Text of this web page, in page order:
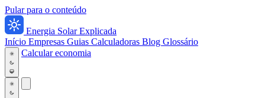
Pular para o conteúdo
Energia Solar Explicada
Início Empresas Guias Calculadoras Blog Glossário
Calcular economia